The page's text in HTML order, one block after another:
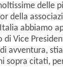
delle
della
abbiamo
Vice
avventura,
sopra citati,